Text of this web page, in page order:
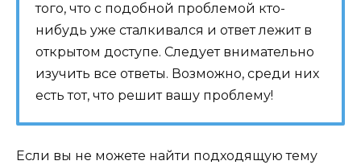
того, что с подобной проблемой кто-
нибудь уже сталкивался и ответ лежит в
открытом доступе. Следует внимательно
изучить все ответы. Возможно, среди них
есть тот, что решит вашу проблему!
Если вы не можете найти подходящую тему